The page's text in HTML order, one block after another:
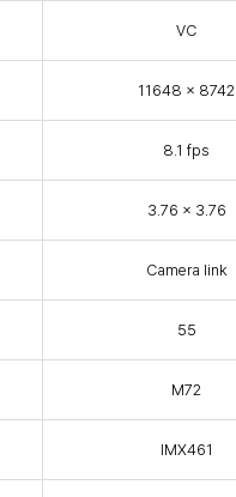
VC
11648 × 8742
8.1 fps
3.76 × 3.76
Camera link
55
M72
IMX461